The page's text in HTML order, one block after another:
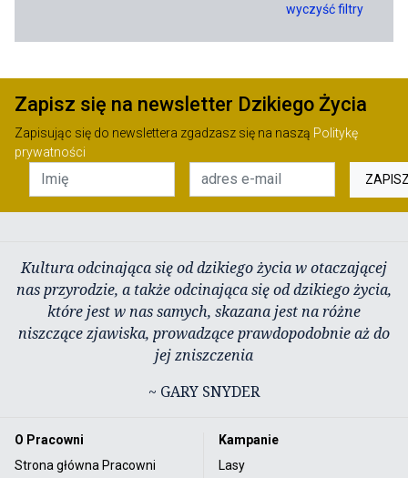
wyczyść filtry
Zapisz się na newsletter Dzikiego Życia
Zapisując się do newslettera zgadzasz się na naszą Politykę
prywatności
Kultura odcinająca się od dzikiego życia w otaczającej
nas przyrodzie, a także odcinająca się od dzikiego życia,
które jest w nas samych, skazana jest na różne
niszczące zjawiska, prowadzące prawdopodobnie aż do
jej zniszczenia
~ GARY SNYDER
O Pracowni
Strona główna Pracowni
Kampanie
Lasy